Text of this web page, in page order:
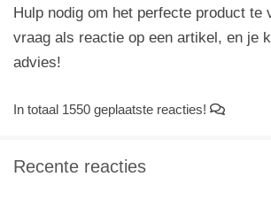
Hulp nodig om het perfecte product te
vraag als reactie op een artikel, en je
advies!
In totaal 1550 geplaatste reacties!
Recente reacties